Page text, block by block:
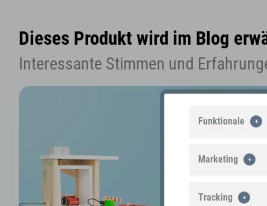
Dieses Produkt wird im Blog
Interessante Stimmen und
Funktionale
Marketing
Tracking